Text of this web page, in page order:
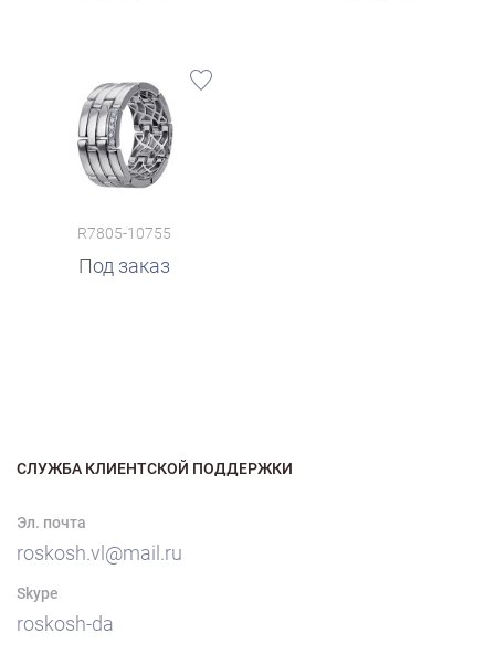
R7805-10755
Под заказ
СЛУЖБА КЛИЕНТСКОЙ ПОДДЕРЖКИ
Эл. почта
roskosh.vl@mail.ru
Skype
roskosh-da